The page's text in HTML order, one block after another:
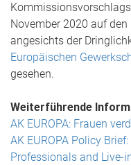
November 2020 auf
angesichts der
Europäischen
gesehen.
Weiterführende
AK EUROPA: Frauen
AK EUROPA Policy
Professionals and Live-